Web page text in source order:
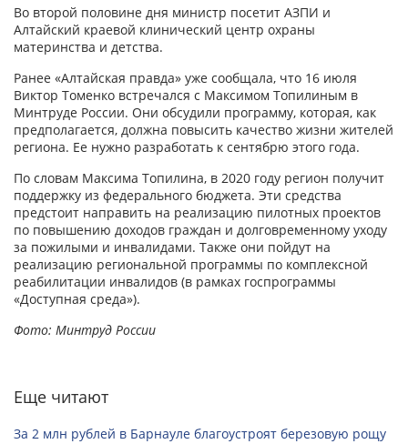
Во второй половине дня министр посетит АЗПИ и
Алтайский краевой клинический центр охраны
материнства и детства.
Ранее «Алтайская правда» уже сообщала, что 16 июля
Виктор Томенко встречался с Максимом Топилиным в
Минтруде России. Они обсудили программу, которая, как
предполагается, должна повысить качество жизни жителей
региона. Ее нужно разработать к сентябрю этого года.
По словам Максима Топилина, в 2020 году регион получит
поддержку из федерального бюджета. Эти средства
предстоит направить на реализацию пилотных проектов
по повышению доходов граждан и долговременному уходу
за пожилыми и инвалидами. Также они пойдут на
реализацию региональной программы по комплексной
реабилитации инвалидов (в рамках госпрограммы
«Доступная среда»).
Фото: Минтруд России
Еще читают
За 2 млн рублей в Барнауле благоустроят березовую рощу